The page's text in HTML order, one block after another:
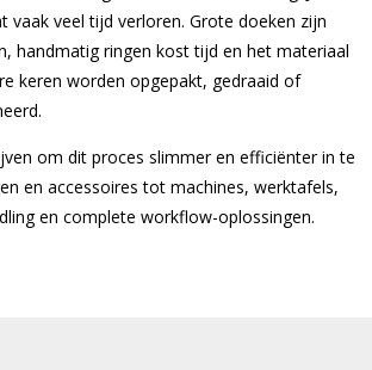
vaak veel tijd verloren. Grote doeken zijn
handmatig ringen kost tijd en het materiaal
keren worden opgepakt, gedraaid of
om dit proces slimmer en efficiënter in te
en accessoires tot machines, werktafels,
en complete workflow-oplossingen.